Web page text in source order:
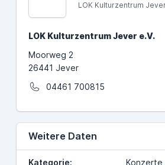
LOK Kulturzentrum
LOK Kulturzentrum Jever e.V.
Moorweg 2
26441 Jever
04461 700815
Weitere Daten
Kategorie: